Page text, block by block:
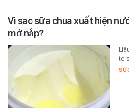
Vì sao sữa chua xuất hiện
mở nắp?
tỏ